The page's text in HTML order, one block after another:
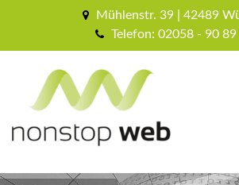
Mühlenstr. 39 | 42489
Telefon: 02058 - 90 89